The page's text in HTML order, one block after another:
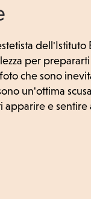
per
che sono
un'ottima
e